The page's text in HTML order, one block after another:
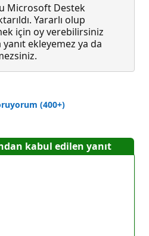
Microsoft Destek
Yararlı olup
için oy verebilirsiniz
ekleyemez ya da
(400+)
kabul edilen yanıt